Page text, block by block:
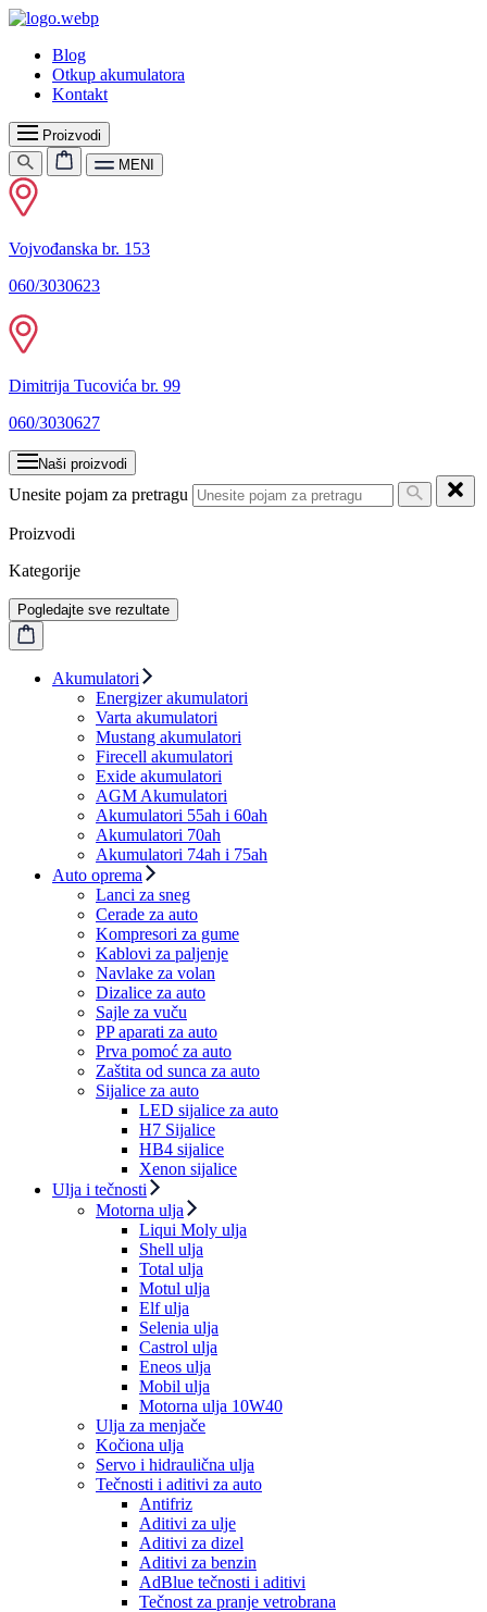
Blog
Otkup akumulatora
Kontakt
Proizvodi
MENI
Vojvođanska br. 153
060/3030623
Dimitrija Tucovića br. 99
060/3030627
Naši proizvodi
Unesite pojam za pretragu
Proizvodi
Kategorije
Pogledajte sve rezultate
Akumulatori
Energizer akumulatori
Varta akumulatori
Mustang akumulatori
Firecell akumulatori
Exide akumulatori
AGM Akumulatori
Akumulatori 55ah i 60ah
Akumulatori 70ah
Akumulatori 74ah i 75ah
Auto oprema
Lanci za sneg
Cerade za auto
Kompresori za gume
Kablovi za paljenje
Navlake za volan
Dizalice za auto
Sajle za vuču
PP aparati za auto
Prva pomoć za auto
Zaštita od sunca za auto
Sijalice za auto
LED sijalice za auto
H7 Sijalice
HB4 sijalice
Xenon sijalice
Ulja i tečnosti
Motorna ulja
Liqui Moly ulja
Shell ulja
Total ulja
Motul ulja
Elf ulja
Selenia ulja
Castrol ulja
Eneos ulja
Mobil ulja
Motorna ulja 10W40
Ulja za menjače
Kočiona ulja
Servo i hidraulična ulja
Tečnosti i aditivi za auto
Antifriz
Aditivi za ulje
Aditivi za dizel
Aditivi za benzin
AdBlue tečnosti i aditivi
Tečnost za pranje vetrobrana